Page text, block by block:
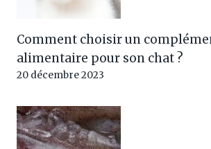
Comment choisir un
alimentaire pour son chat ?
20 décembre 2023